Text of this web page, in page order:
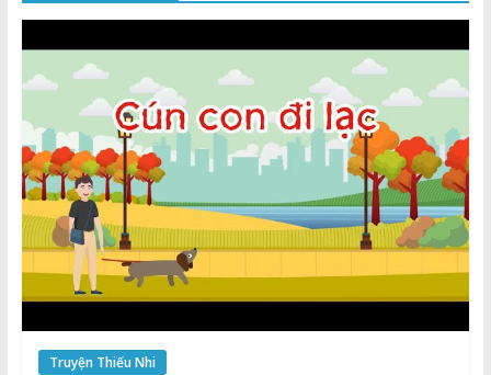
Thuận
Vào
Thức
Truyện Thiếu Nhi